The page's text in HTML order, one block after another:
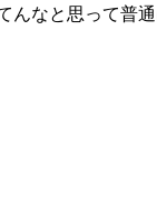
なと思って普